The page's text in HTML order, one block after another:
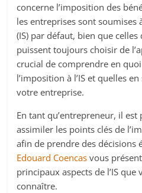
concerne l’imposition des
les entreprises sont soumises
(IS) par défaut, bien que
puissent toujours choisir de
crucial de comprendre en
l’imposition à l’IS et quelles
votre entreprise.
En tant qu’entrepreneur, il
assimiler les points clés de
afin de prendre des décisions
Edouard Coencas vous
principaux aspects de l’IS
connaître.